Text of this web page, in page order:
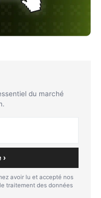
du marché
avoir lu et accepté nos
traitement des données